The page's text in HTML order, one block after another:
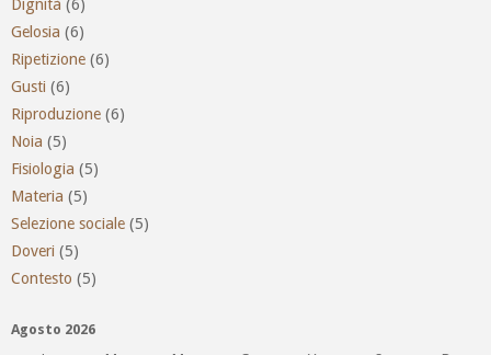
Dignità (6)
Gelosia (6)
Ripetizione (6)
Gusti (6)
Riproduzione (6)
Noia (5)
Fisiologia (5)
Materia (5)
Selezione sociale (5)
Doveri (5)
Contesto (5)
Agosto 2026